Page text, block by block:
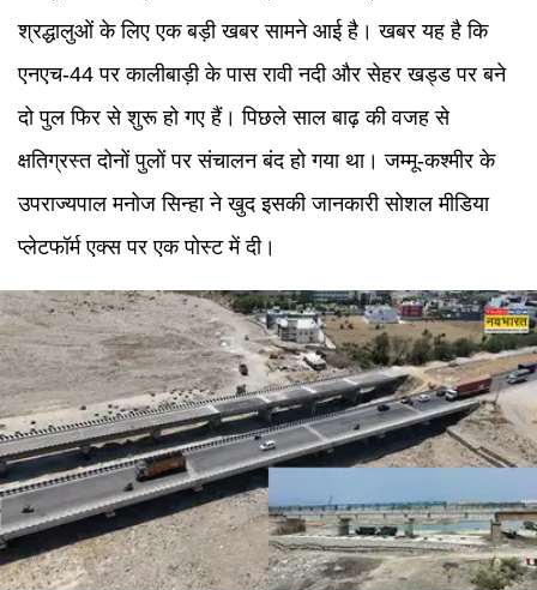
श्रद्धालुओं के लिए एक बड़ी खबर सामने आई है। खबर यह है कि
एनएच-44 पर कालीबाड़ी के पास रावी नदी और सेहर खड्ड पर बने
दो पुल फिर से शुरू हो गए हैं। पिछले साल बाढ़ की वजह से
क्षतिग्रस्त दोनों पुलों पर संचालन बंद हो गया था। जम्मू-कश्मीर के
उपराज्यपाल मनोज सिन्हा ने खुद इसकी जानकारी सोशल मीडिया
प्लेटफॉर्म एक्स पर एक पोस्ट में दी।